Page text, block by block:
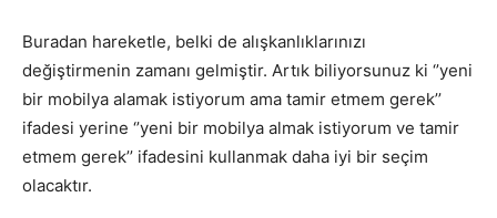
Buradan hareketle, belki de alışkanlıklarınızı
değiştirmenin zamanı gelmiştir. Artık biliyorsunuz ki ‘’yeni
bir mobilya alamak istiyorum ama tamir etmem gerek’’
ifadesi yerine ‘’yeni bir mobilya almak istiyorum ve tamir
etmem gerek’’ ifadesini kullanmak daha iyi bir seçim
olacaktır.